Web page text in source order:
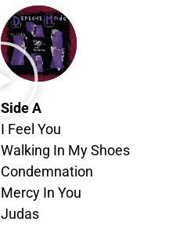
Side A
I Feel You
Walking In My Shoes
Condemnation
Mercy In You
Judas